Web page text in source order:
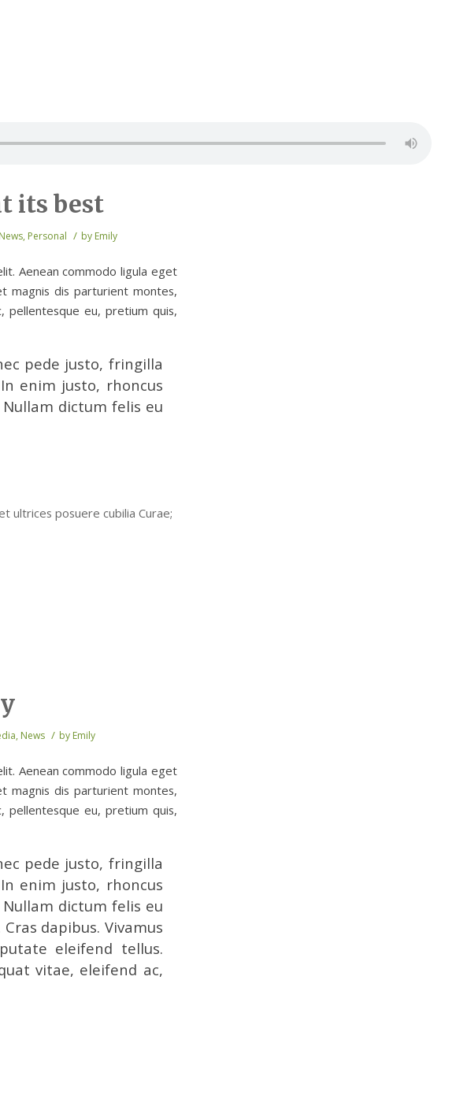
its best
News, Personal / by Emily
Aenean commodo ligula eget
magnis dis parturient montes,
pellentesque eu, pretium quis,
pede justo, fringilla
enim justo, rhoncus
dictum felis eu
ultrices posuere cubilia Curae;
, News / by Emily
Aenean commodo ligula eget
magnis dis parturient montes,
pellentesque eu, pretium quis,
pede justo, fringilla
enim justo, rhoncus
dictum felis eu
dapibus. Vivamus
eleifend tellus.
vitae, eleifend ac,